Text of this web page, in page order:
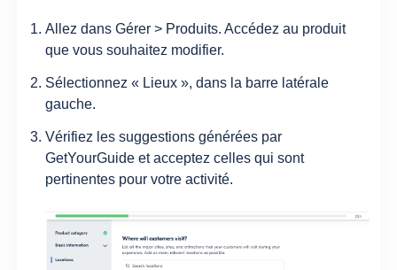
Allez dans Gérer > Produits. Accédez au produit
que vous souhaitez modifier.
Sélectionnez « Lieux », dans la barre latérale
gauche.
Vérifiez les suggestions générées par
GetYourGuide et acceptez celles qui sont
pertinentes pour votre activité.